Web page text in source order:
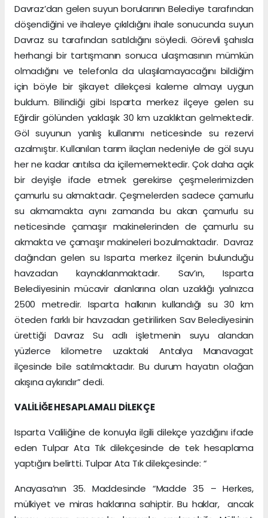
Davraz’dan gelen suyun borularının Belediye tarafından
döşendiğini ve ihaleye çıkıldığını ihale sonucunda suyun
Davraz su tarafından satıldığını söyledi. Görevli şahısla
herhangi bir tartışmanın sonuca ulaşmasının mümkün
olmadığını ve telefonla da ulaşılamayacağını bildiğim
için böyle bir şikayet dilekçesi kaleme almayı uygun
buldum. Bilindiği gibi Isparta merkez ilçeye gelen su
Eğirdir gölünden yaklaşık 30 km uzaklıktan gelmektedir.
Göl suyunun yanlış kullanımı neticesinde su rezervi
azalmıştır. Kullanılan tarım ilaçları nedeniyle de göl suyu
her ne kadar arıtılsa da içilememektedir. Çok daha açık
bir deyişle ifade etmek gerekirse çeşmelerimizden
çamurlu su akmaktadır. Çeşmelerden sadece çamurlu
su akmamakta aynı zamanda bu akan çamurlu su
neticesinde çamaşır makinelerinden de çamurlu su
akmakta ve çamaşır makineleri bozulmaktadır. Davraz
dağından gelen su Isparta merkez ilçenin bulunduğu
havzadan kaynaklanmaktadır. Sav’ın, Isparta
Belediyesinin mücavir alanlarına olan uzaklığı yalnızca
2500 metredir. Isparta halkının kullandığı su 30 km
öteden farklı bir havzadan getirilirken Sav Belediyesinin
ürettiği Davraz Su adlı işletmenin suyu alandan
yüzlerce kilometre uzaktaki Antalya Manavagat
ilçesinde bile satılmaktadır. Bu durum hayatın olağan
akışına aykırıdır” dedi.
VALİLİĞE HESAPLAMALI DİLEKÇE
Isparta Valiliğine de konuyla ilgili dilekçe yazdığını ifade
eden Tulpar Ata Tık dilekçesinde de tek hesaplama
yaptığını belirtti. Tulpar Ata Tık dilekçesinde: “
Anayasa’nın 35. Maddesinde “Madde 35 – Herkes,
mülkiyet ve miras haklarına sahiptir. Bu haklar, ancak